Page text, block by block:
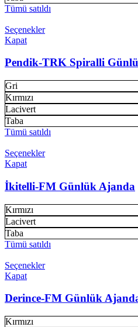
Tümü satıldı
Seçenekler
Kapat
Pendik-TRK Spiralli
Gri
Kırmızı
Lacivert
Taba
Tümü satıldı
Seçenekler
Kapat
İkitelli-FM Günlük Ajanda
Kırmızı
Lacivert
Taba
Tümü satıldı
Seçenekler
Kapat
Derince-FM Günlük
Kırmızı